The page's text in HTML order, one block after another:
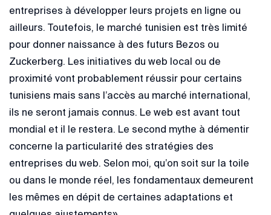
entreprises à développer leurs projets en ligne ou
ailleurs. Toutefois, le marché tunisien est très limité
pour donner naissance à des futurs Bezos ou
Zuckerberg. Les initiatives du web local ou de
proximité vont probablement réussir pour certains
tunisiens mais sans l’accès au marché international,
ils ne seront jamais connus. Le web est avant tout
mondial et il le restera. Le second mythe à démentir
concerne la particularité des stratégies des
entreprises du web. Selon moi, qu’on soit sur la toile
ou dans le monde réel, les fondamentaux demeurent
les mêmes en dépit de certaines adaptations et